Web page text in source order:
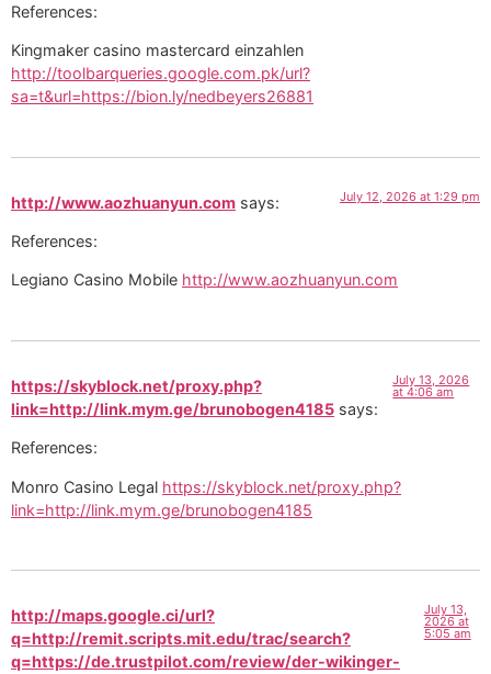
References:
Kingmaker casino mastercard einzahlen
http://toolbarqueries.google.com.pk/url?
sa=t&url=https://bion.ly/nedbeyers26881
http://www.aozhuanyun.com says: July 12, 2026 at 1:29 pm
References:
Legiano Casino Mobile http://www.aozhuanyun.com
https://skyblock.net/proxy.php?
link=http://link.mym.ge/brunobogen4185 says:
July 13, 2026
at 4:06 am
References:
Monro Casino Legal https://skyblock.net/proxy.php?
link=http://link.mym.ge/brunobogen4185
http://maps.google.ci/url?
q=http://remit.scripts.mit.edu/trac/search?
q=https://de.trustpilot.com/review/der-wikinger-
July 13,
2026 at
5:05 am